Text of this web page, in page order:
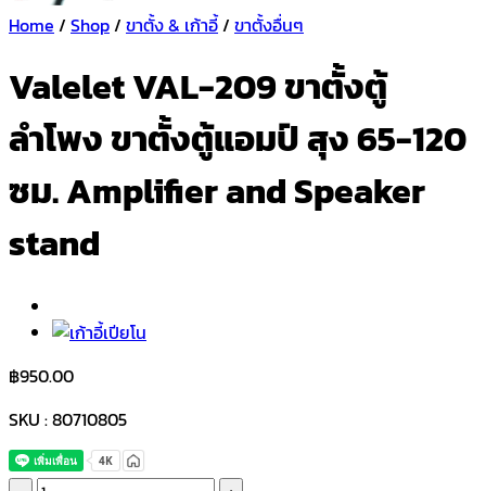
Home / Shop/ ขาตั้ง & เก้าอี้/ ขาตั้งอื่นๆ
Valelet VAL-209 ขาตั้งตู้
ลำโพง ขาตั้งตู้แอมป์ สุง 65-120
ซม. Amplifier and Speaker
stand
฿950.00
SKU : 80710805